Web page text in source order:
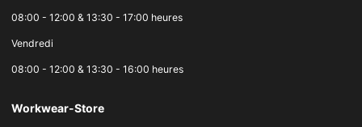
08:00 - 12:00 & 13:30 - 17:00 heures
Vendredi
08:00 - 12:00 & 13:30 - 16:00 heures
Workwear-Store